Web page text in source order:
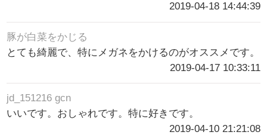
2019-04-18 14:44:39
豚が白菜をかじる
とても綺麗で、特にメガネをかけるのがオススメです。
2019-04-17 10:33:11
jd_151216 gcn
いいです。おしゃれです。特に好きです。
2019-04-10 21:21:08